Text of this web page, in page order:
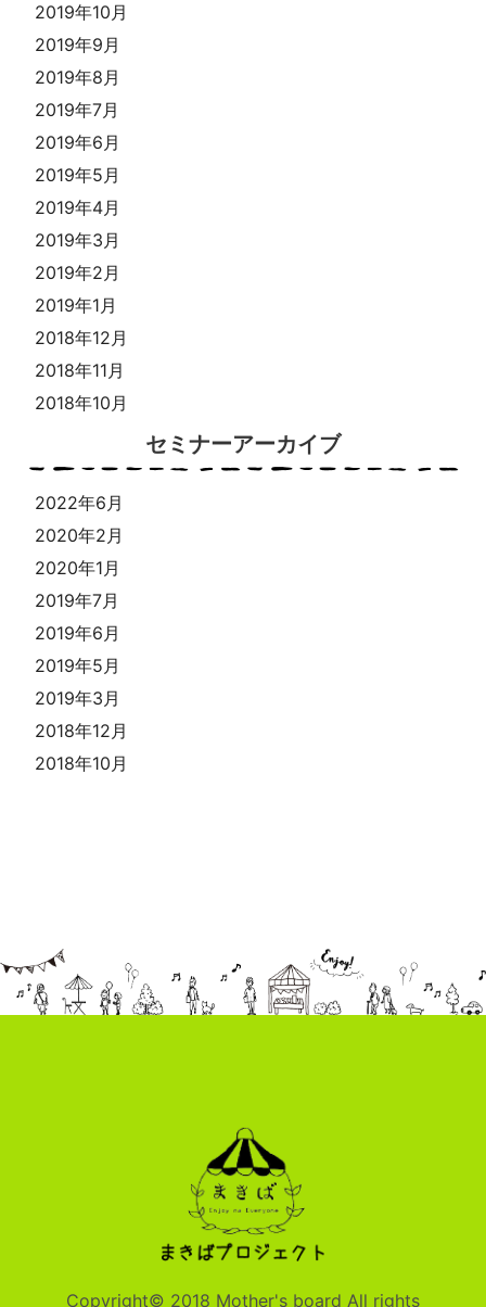
2019年10月
2019年9月
2019年8月
2019年7月
2019年6月
2019年5月
2019年4月
2019年3月
2019年2月
2019年1月
2018年12月
2018年11月
2018年10月
セミナーアーカイブ
2022年6月
2020年2月
2020年1月
2019年7月
2019年6月
2019年5月
2019年3月
2018年12月
2018年10月
Copyright© 2018 Mother's board All rights